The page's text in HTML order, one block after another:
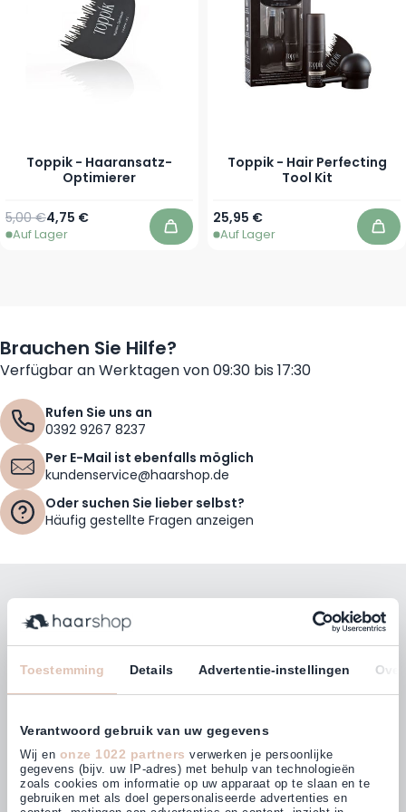
Toestemming Details Advertentie-instellingen Over
Verantwoord gebruik van uw gegevens
Wij en onze 1022 partners verwerken je persoonlijke
gegevens (bijv. uw IP-adres) met behulp van technologieën
zoals cookies om informatie op uw apparaat op te slaan en te
gebruiken met als doel gepersonaliseerde advertenties en
Toppik - Haaransatz-
Optimierer
Sonderpreis
4,75 €
Regulärer Preis
5,00 €
Auf Lager In den Warenkorb
Toppik - Hair Perfecting
Tool Kit
25,95 €
Auf Lager In
Brauchen Sie Hilfe?
Verfügbar an Werktagen von 09:30 bis 17:30
Rufen Sie uns an
0392 9267 8237
Per E-Mail ist ebenfalls möglich
kundenservice@haarshop.de
Oder suchen Sie lieber selbst?
Häufig gestellte Fragen anzeigen
Bleiben Sie mit unserem Newsletter auf dem
Laufenden!
E-Mailadresse
Abonnieren